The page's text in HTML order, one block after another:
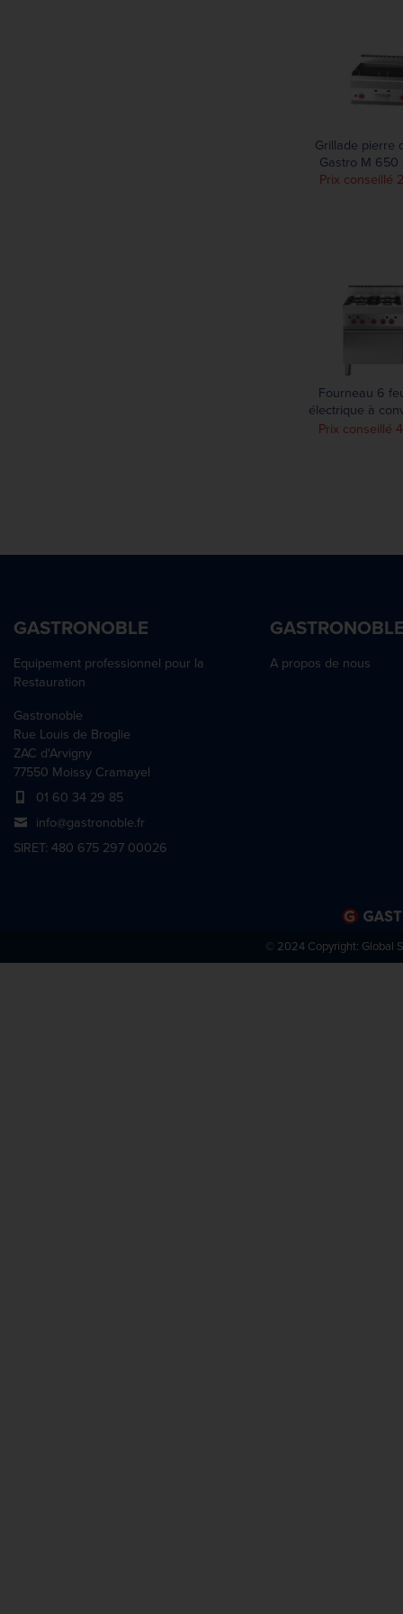
Grillade pierre
Gastro M 650
Prix conseillé
Fourneau 6
électrique à
placard
Prix conseillé
GASTRONOBLE
Equipement professionnel pour la
Restauration
Gastronoble
Rue Louis de Broglie
ZAC d'Arvigny
77550 Moissy Cramayel
01 60 34 29 85
info@gastronoble.fr
SIRET: 480 675 297 00026
A propos de nous
© 2024 Copyright: Global